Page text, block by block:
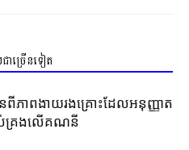
ាច្រើនទៀត
ពីភាពងាយរងគ្រោះដែលអនុញ្ញាត
ប់គ្រងលើគណនី